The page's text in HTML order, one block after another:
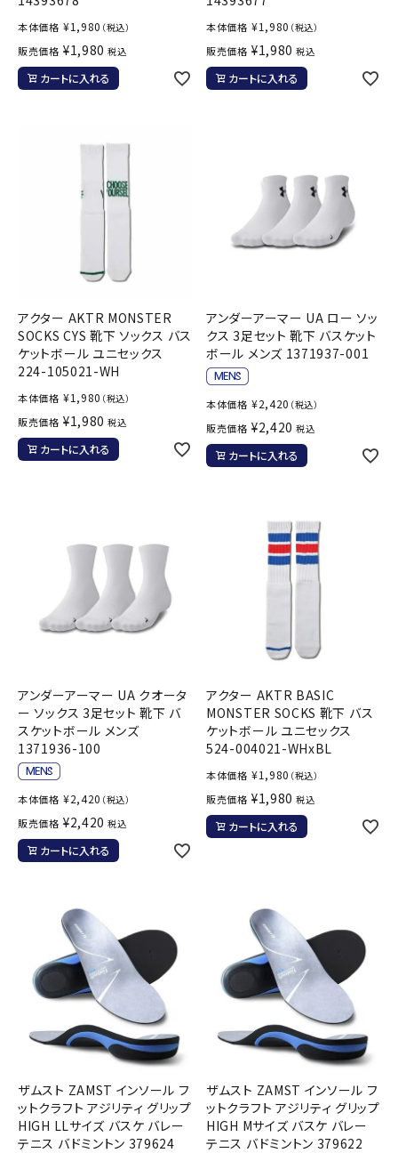
本体価格 ¥1,980 （税込）
販売価格 ¥1,980 税込
カートに入れる
本体価格 ¥1,980 （税込）
販売価格 ¥1,980 税込
カートに入れる
アクター AKTR MONSTER
SOCKS CYS 靴下 ソックス バス
ケットボール ユニセックス
224-105021-WH
本体価格 ¥1,980 （税込）
販売価格 ¥1,980 税込
カートに入れる
アンダーアーマー UA ロー ソッ
クス 3足セット 靴下 バスケット
ボール メンズ 1371937-001
本体価格 ¥2,420 （税込）
販売価格 ¥2,420 税込
カートに入れる
アンダーアーマー UA クオータ
ー ソックス 3足セット 靴下 バ
スケットボール メンズ
1371936-100
本体価格 ¥2,420 （税込）
販売価格 ¥2,420 税込
カートに入れる
アクター AKTR BASIC
MONSTER SOCKS 靴下 バス
ケットボール ユニセックス
524-004021-WHxBL
本体価格 ¥1,980 （税込）
販売価格 ¥1,980 税込
カートに入れる
ザムスト ZAMST インソール フ
ットクラフト アジリティ グリップ
HIGH LLサイズ バスケ バレー
テニス バドミントン 379624
ザムスト ZAMST インソール フ
ットクラフト アジリティ グリップ
HIGH Mサイズ バスケ バレー
テニス バドミントン 379622